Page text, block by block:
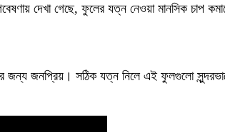
দেখা গেছে, ফুলের যত্ন নেওয়া মানসিক চাপ
জনপ্রিয়। সঠিক যত্ন নিলে এই ফুলগুলো সুন্দরভাবে